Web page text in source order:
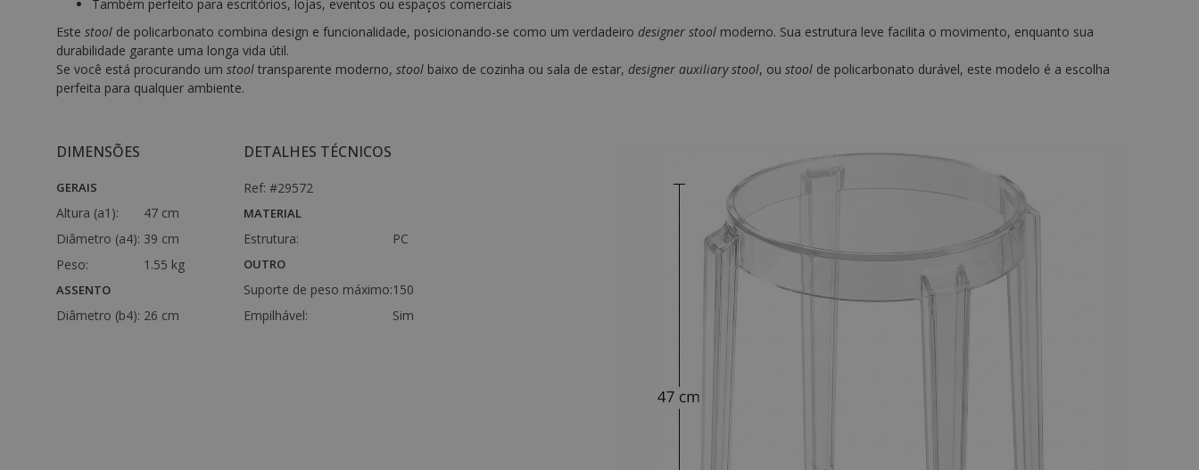
Também perfeito para escritórios, lojas, eventos ou espaços comerciais
Este stool de policarbonato combina design e funcionalidade, posicionando-se como um verdadeiro designer stool moderno. Sua estrutura leve facilita o movimento, enquanto sua
durabilidade garante uma longa vida útil.
Se você está procurando um stool transparente moderno, stool baixo de cozinha ou sala de estar, designer auxiliary stool, ou stool de policarbonato durável, este modelo é a escolha
perfeita para qualquer ambiente.
DIMENSÕES
GERAIS
Altura (a1):
47 cm
Diâmetro (a4): 39 cm
Peso:
1.55 kg
ASSENTO
Diâmetro (b4): 26 cm
DETALHES TÉCNICOS
Ref: #29572
MATERIAL
Estrutura: PC
OUTRO
Suporte de peso máximo:150
Empilhável:
Sim